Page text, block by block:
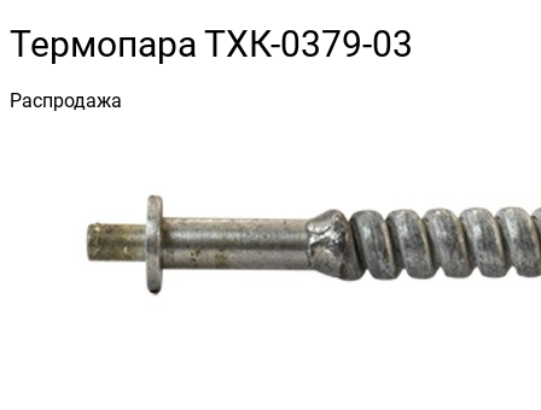
Термопара ТХК-0379-03
Распродажа